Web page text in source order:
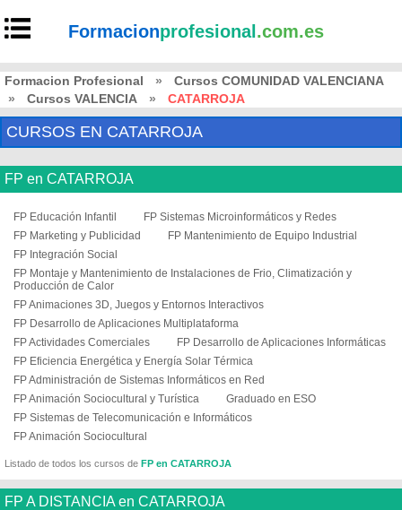
Formacionprofesional .com.es
Formacion Profesional »
Cursos COMUNIDAD VALENCIANA
»
Cursos VALENCIA » CATARROJA
CURSOS EN CATARROJA
FP en CATARROJA
FP Educación Infantil
FP Sistemas Microinformáticos y Redes
FP Marketing y Publicidad
FP Mantenimiento de Equipo Industrial
FP Integración Social
FP Montaje y Mantenimiento de Instalaciones de Frio, Climatización y
Producción de Calor
FP Animaciones 3D, Juegos y Entornos Interactivos
FP Desarrollo de Aplicaciones Multiplataforma
FP Actividades Comerciales
FP Desarrollo de Aplicaciones Informáticas
FP Eficiencia Energética y Energía Solar Térmica
FP Administración de Sistemas Informáticos en Red
FP Animación Sociocultural y Turística
Graduado en ESO
FP Sistemas de Telecomunicación e Informáticos
FP Animación Sociocultural
Listado de todos los cursos de FP en CATARROJA
FP A DISTANCIA en CATARROJA